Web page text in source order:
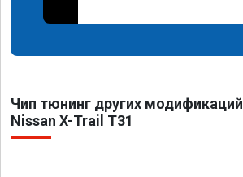
Чип тюнинг других модификаций
Nissan X-Trail T31